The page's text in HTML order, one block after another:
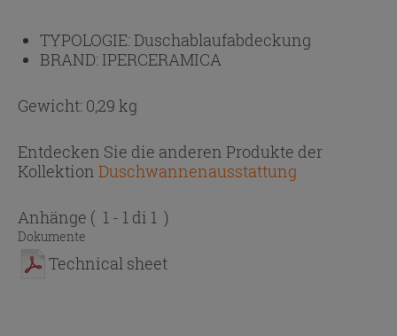
TYPOLOGIE:Duschablaufabdeckung
BRAND: IPERCERAMICA
Gewicht: 0,29 kg
Entdecken Sie die anderen Produkte der
Kollektion Duschwannenausstattung
Anhänge ( 1 - 1 di 1 )
Dokumente
Technical sheet